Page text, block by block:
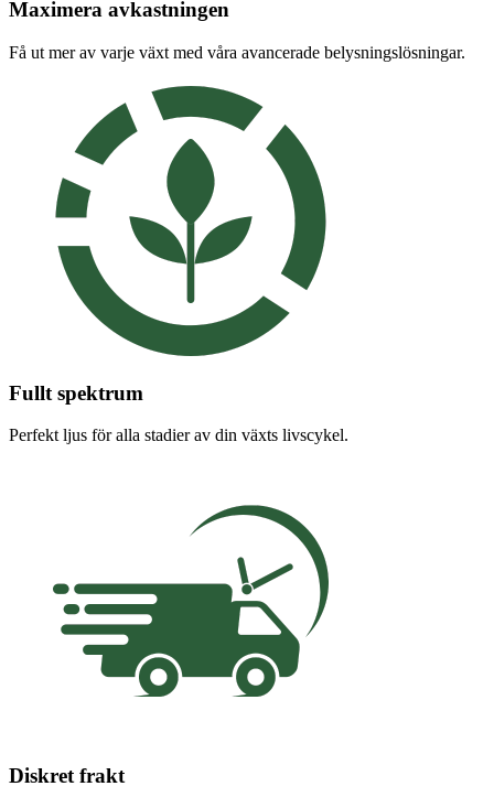
Maximera avkastningen
Få ut mer av varje växt med våra avancerade belysningslösningar.
Fullt spektrum
Perfekt ljus för alla stadier av din växts livscykel.
Diskret frakt